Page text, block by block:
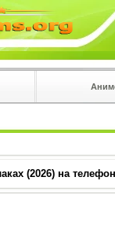
(2026) на телефон
троеточие